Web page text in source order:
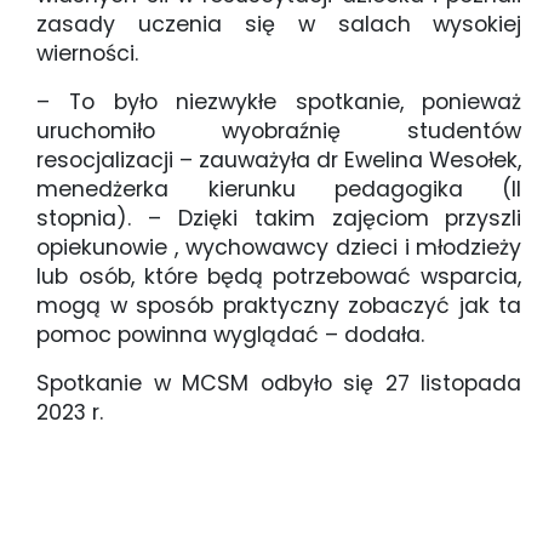
zasady uczenia się w salach wysokiej
wierności.
– To było niezwykłe spotkanie, ponieważ
uruchomiło wyobraźnię studentów
resocjalizacji – zauważyła dr Ewelina Wesołek,
menedżerka kierunku pedagogika (II
stopnia). – Dzięki takim zajęciom przyszli
opiekunowie , wychowawcy dzieci i młodzieży
lub osób, które będą potrzebować wsparcia,
mogą w sposób praktyczny zobaczyć jak ta
pomoc powinna wyglądać – dodała.
Spotkanie w MCSM odbyło się 27 listopada
2023 r.